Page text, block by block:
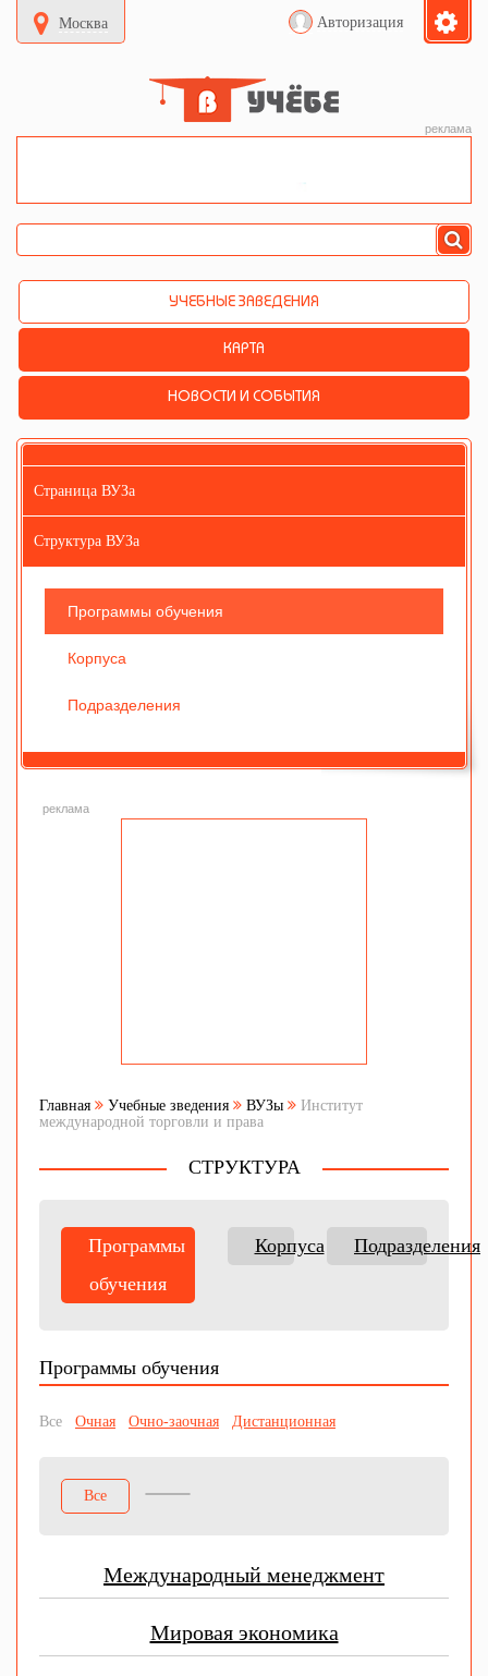
Москва Авторизация
реклама
УЧЕБНЫЕ ЗАВЕДЕНИЯ
КАРТА
НОВОСТИ И СОБЫТИЯ
Страница ВУЗа
Структура ВУЗа
Программы обучения
Корпуса
Подразделения
реклама
Главная Учебные зведения ВУЗы
Институт
международной торговли и права
СТРУКТУРА
Программы
обучения
Корпуса Подразделения
Программы обучения
Все Очная Очно-заочная Дистанционная
Все
Международный менеджмент
Мировая экономика